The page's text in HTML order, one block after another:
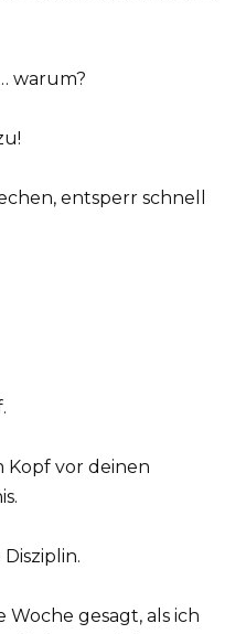
warum?
entsperr schnell
Kopf vor deinen
gesagt, als ich